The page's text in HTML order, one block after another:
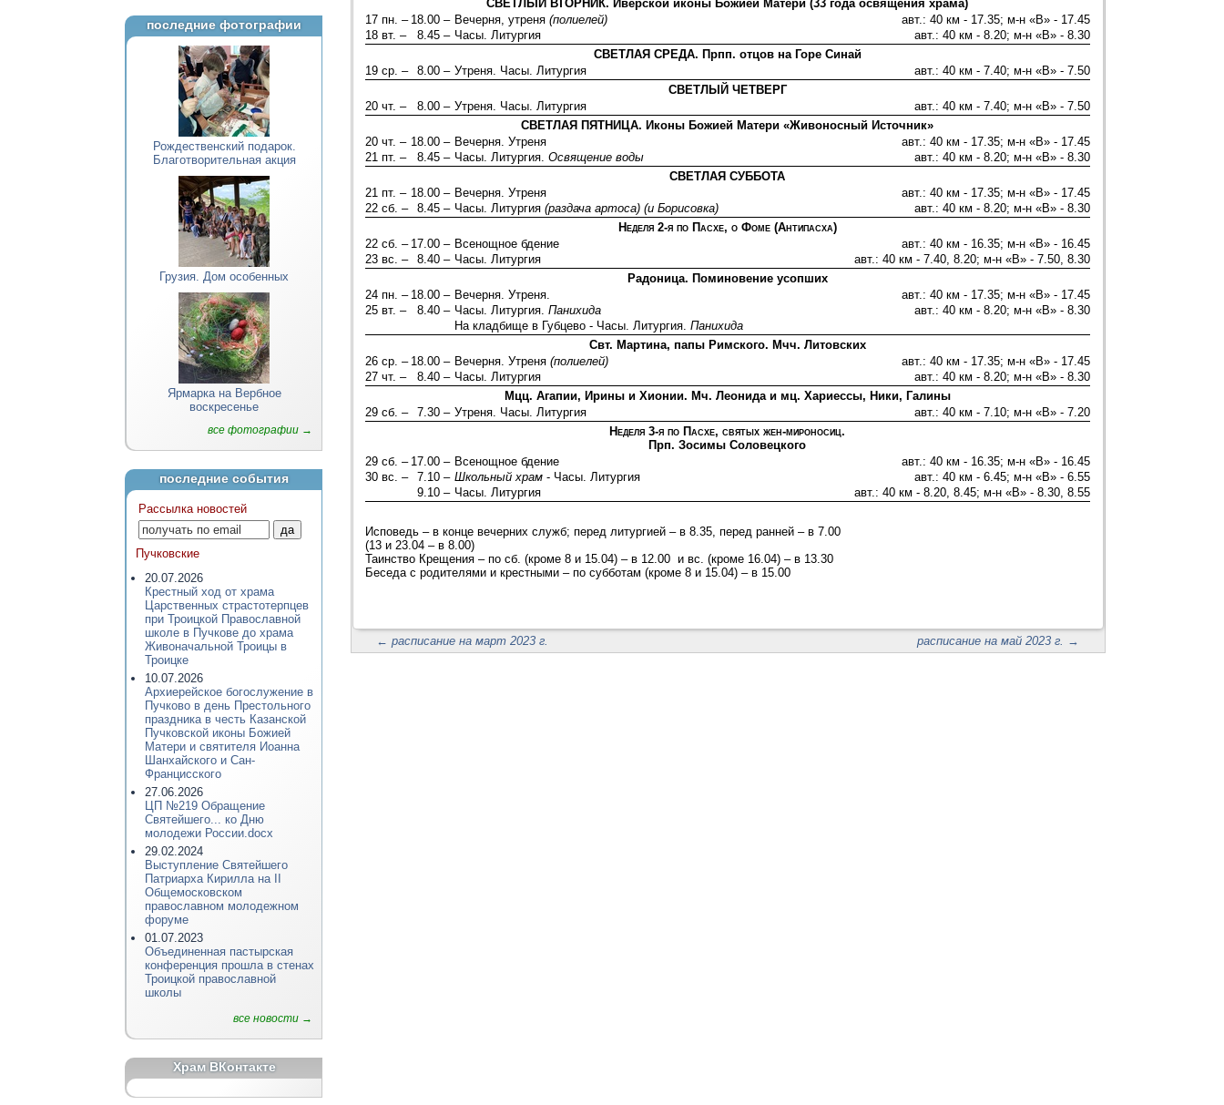
последние фотографии
Рождественский подарок.
Благотворительная акция
Грузия. Дом особенных
Ярмарка на Вербное
воскресенье
все фотографии →
последние события
Рассылка новостей
Пучковские
20.07.2026
Крестный ход от храма
Царственных страстотерпцев
при Троицкой Православной
школе в Пучкове до храма
Живоначальной Троицы в
Троицке
10.07.2026
Архиерейское богослужение в
Пучково в день Престольного
праздника в честь Казанской
Пучковской иконы Божией
Матери и святителя Иоанна
Шанхайского и Сан-
Францисского
27.06.2026
ЦП №219 Обращение
Святейшего... ко Дню
молодежи России.docx
29.02.2024
Выступление Святейшего
Патриарха Кирилла на II
Общемосковском
православном молодежном
форуме
01.07.2023
Объединенная пастырская
конференция прошла в стенах
Троицкой православной
школы
все новости →
Храм ВКонтакте
СВЕТЛЫЙ ВТОРНИК. Иверской иконы Божией Матери (33 года освящения храма)
17 пн. – 18.00 – Вечерня, утреня (полиелей)
авт.: 40 км - 17.35; м-н «В» - 17.45
18 вт. –
8.45 – Часы. Литургия
авт.: 40 км - 8.20; м-н «В» - 8.30
СВЕТЛАЯ СРЕДА. Прпп. отцов на Горе Синай
19 ср. –
8.00 – Утреня. Часы. Литургия
авт.: 40 км - 7.40; м-н «В» - 7.50
СВЕТЛЫЙ ЧЕТВЕРГ
20 чт. –
8.00 – Утреня. Часы. Литургия
авт.: 40 км - 7.40; м-н «В» - 7.50
СВЕТЛАЯ ПЯТНИЦА. Иконы Божией Матери «Живоносный Источник»
20 чт. – 18.00 – Вечерня. Утреня
авт.: 40 км - 17.35; м-н «В» - 17.45
21 пт. –
8.45 – Часы. Литургия. Освящение воды
авт.: 40 км - 8.20; м-н «В» - 8.30
СВЕТЛАЯ СУББОТА
21 пт. – 18.00 – Вечерня. Утреня
авт.: 40 км - 17.35; м-н «В» - 17.45
22 сб. –
8.45 – Часы. Литургия (раздача артоса) (и Борисовка)
авт.: 40 км - 8.20; м-н «В» - 8.30
Неделя 2-я по Пасхе, о Фоме (Антипасха)
22 сб. – 17.00 – Всенощное бдение
авт.: 40 км - 16.35; м-н «В» - 16.45
23 вс. –
8.40 – Часы. Литургия
авт.: 40 км - 7.40, 8.20; м-н «В» - 7.50, 8.30
Радоница. Поминовение усопших
24 пн. – 18.00 – Вечерня. Утреня.
авт.: 40 км - 17.35; м-н «В» - 17.45
25 вт. –
8.40 – Часы. Литургия. Панихида
авт.: 40 км - 8.20; м-н «В» - 8.30
На кладбище в Губцево - Часы. Литургия. Панихида
Свт. Мартина, папы Римского. Мчч. Литовских
26 ср. – 18.00 – Вечерня. Утреня (полиелей)
авт.: 40 км - 17.35; м-н «В» - 17.45
27 чт. –
8.40 – Часы. Литургия
авт.: 40 км - 8.20; м-н «В» - 8.30
Мцц. Агапии, Ирины и Хионии. Мч. Леонида и мц. Хариессы, Ники, Галины
29 сб. –
7.30 – Утреня. Часы. Литургия
авт.: 40 км - 7.10; м-н «В» - 7.20
Неделя 3-я по Пасхе, святых жен-мироносиц.
Прп. Зосимы Соловецкого
29 сб. – 17.00 – Всенощное бдение
авт.: 40 км - 16.35; м-н «В» - 16.45
30 вс. –
7.10 – Школьный храм- Часы. Литургия
авт.: 40 км - 6.45; м-н «В» - 6.55
9.10 – Часы. Литургия авт.: 40 км - 8.20, 8.45; м-н «В» - 8.30, 8.55
Исповедь – в конце вечерних служб; перед литургией – в 8.35, перед ранней – в 7.00
(13 и 23.04 – в 8.00)
Таинство Крещения – по сб. (кроме 8 и 15.04) – в 12.00 и вс. (кроме 16.04) – в 13.30
Беседа с родителями и крестными – по субботам (кроме 8 и 15.04) – в 15.00
←расписание на март 2023 г. расписание на май 2023 г. →